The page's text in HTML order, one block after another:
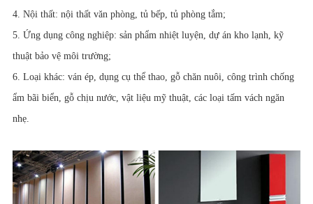
4. Nội thất: nội thất văn phòng, tủ bếp, tủ phòng tắm;
5. Ứng dụng công nghiệp: sản phẩm nhiệt luyện, dự án kho lạnh, kỹ
thuật bảo vệ môi trường;
6. Loại khác: ván ép, dụng cụ thể thao, gỗ chăn nuôi, công trình chống
ẩm bãi biển, gỗ chịu nước, vật liệu mỹ thuật, các loại tấm vách ngăn
nhẹ.